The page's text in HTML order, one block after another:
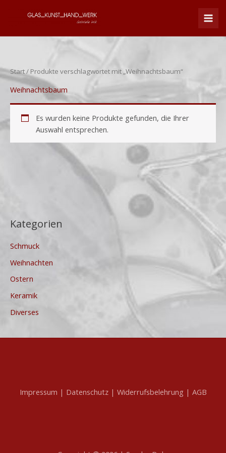
Kategorien
Schmuck
Weihnachten
Ostern
Keramik
Diverses
Start/ Produkte verschlagwortet mit „Weihnachtsbaum“
Weihnachtsbaum
Es wurden keine Produkte gefunden, die Ihrer
Auswahl entsprechen.
Impressum | Datenschutz | Widerrufsbelehrung | AGB